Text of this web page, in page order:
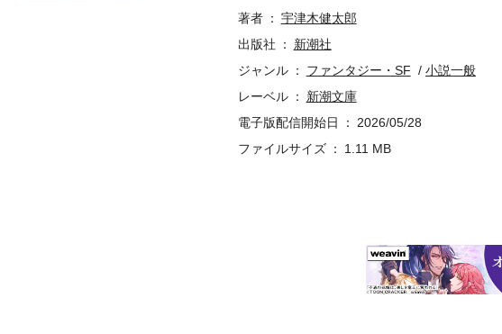
著者
宇津木健太郎
出版社
新潮社
ジャンル
ファンタジー・SF
小説一般
レーベル
新潮文庫
電子版配信開始日
2026/05/28
ファイルサイズ
1.11 MB